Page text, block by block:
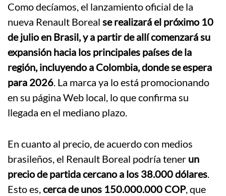
Como decíamos, el lanzamiento oficial de la
nueva Renault Boreal se realizará el próximo 10
de julio en Brasil, y a partir de allí comenzará su
expansión hacia los principales países de la
región, incluyendo a Colombia, donde se espera
para 2026. La marca ya lo está promocionando
en su página Web local, lo que confirma su
llegada en el mediano plazo.
En cuanto al precio, de acuerdo con medios
brasileños, el Renault Boreal podría tener un
precio de partida cercano a los 38.000 dólares.
Esto es,cerca de unos 150.000.000 COP, que